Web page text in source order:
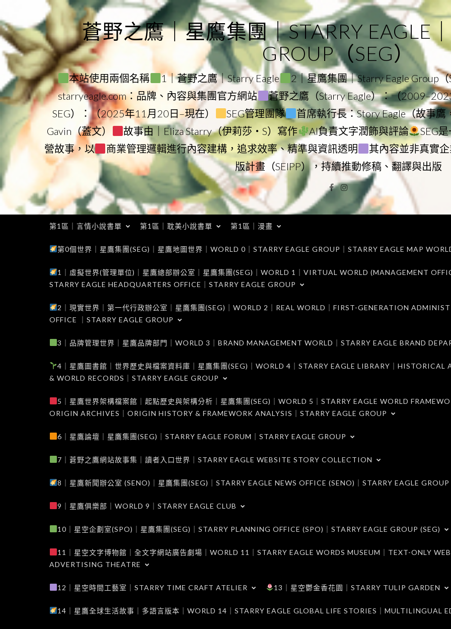
to
content
蒼野之鷹｜星鷹集團｜STARRY EAGLE
GROUP（SEG）
本站使用兩個名稱 1｜蒼野之鷹｜Starry Eagle 2｜星鷹集團｜Starry Eagle Group（
starryeagle.com：品牌、內容與集團官方網站
蒼野之鷹（Starry Eagle）：（
SEG）：（2025年11月20日–現在）
SEG管理團隊 首席執行長：Story Eagle（故事鷹
Gavin（蓋文）
故事由｜Eliza Starry（伊莉莎・S）寫作 AI負責文字潤飾與評論
SEG
營故事，以
商業管理邏輯進行內容建構，追求效率、精準與資訊透明 其內容並非真實
版計畫（SEIPP），持續推動修稿、翻譯與出版
Facebook
Instagram
第1區｜言情小說書單 第1區｜耽美小說書單 第1區｜漫畫
第0個世界｜星鷹集團(SEG)｜星鷹地圖世界｜WORLD 0｜STARRY EAGLE GROUP｜STARRY EAGLE MAP
1｜虛擬世界(管理單位)｜星鷹總部辦公室｜星鷹集團(SEG)｜WORLD 1｜VIRTUAL WORLD (MANAGEMENT
STARRY EAGLE HEADQUARTERS OFFICE｜STARRY EAGLE GROUP
2｜現實世界｜第一代行政辦公室｜星鷹集團(SEG)｜WORLD 2｜REAL WORLD｜FIRST-GENERATION
OFFICE ｜STARRY EAGLE GROUP
3｜品牌管理世界｜星鷹品牌部門｜WORLD 3｜BRAND MANAGEMENT WORLD｜STARRY EAGLE BRAND
4｜星鷹圖書館｜世界歷史與檔案資料庫｜星鷹集團(SEG)｜WORLD 4｜STARRY EAGLE LIBRARY｜HISTORICAL
& WORLD RECORDS｜STARRY EAGLE GROUP
5｜星鷹世界架構檔案館｜起點歷史與架構分析｜星鷹集團(SEG)｜WORLD 5｜STARRY EAGLE WORLD
ORIGIN ARCHIVES｜ORIGIN HISTORY & FRAMEWORK ANALYSIS｜STARRY EAGLE GROUP
6｜星鷹論壇｜星鷹集團(SEG)｜STARRY EAGLE FORUM｜STARRY EAGLE GROUP
7｜蒼野之鷹網站故事集｜讀者入口世界｜STARRY EAGLE WEBSITE STORY COLLECTION
8｜星鷹新聞辦公室 (SENO)｜星鷹集團(SEG)｜STARRY EAGLE NEWS OFFICE (SENO)｜STARRY EAGLE GROUP
9｜星鷹俱樂部｜WORLD 9｜STARRY EAGLE CLUB
10｜星空企劃室(SPO)｜星鷹集團(SEG)｜STARRY PLANNING OFFICE (SPO)｜STARRY EAGLE GROUP (SEG)
11｜星空文字博物館｜全文字網站廣告劇場｜WORLD 11｜STARRY EAGLE WORDS MUSEUM｜TEXT-ONLY
ADVERTISING THEATRE
12｜星空時間工藝室｜STARRY TIME CRAFT ATELIER 13｜星空鬱金香花園｜STARRY TULIP GARDEN
14｜星鷹全球生活故事｜多語言版本｜WORLD 14｜STARRY EAGLE GLOBAL LIFE STORIES｜MULTILINGUAL